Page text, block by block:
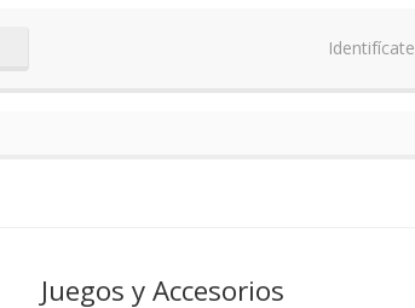
Identifícate
Juegos y Accesorios